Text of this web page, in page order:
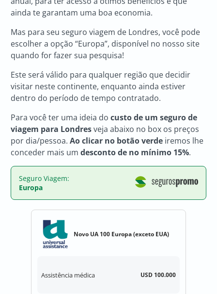
ainda te garantam uma boa economia.
Mas para seu seguro viagem de Londres, você pode
escolher a opção “Europa”, disponível no nosso site
quando for fazer sua pesquisa!
Este será válido para qualquer região que decidir
visitar neste continente, enquanto ainda estiver
dentro do período de tempo contratado.
Para você ter uma ideia docusto de um seguro de
viagem para Londresveja abaixo no box os preços
por dia/pessoa.Ao clicar no botão verde iremos lhe
conceder mais umdesconto de no mínimo 15%.
Seguro Viagem:
Europa
Novo UA 100 Europa (exceto EUA)
Assistência médica USD 100.000